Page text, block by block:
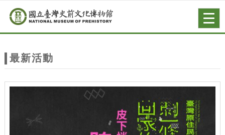
站
主
跳到主要內容
網站導覽
最新活動